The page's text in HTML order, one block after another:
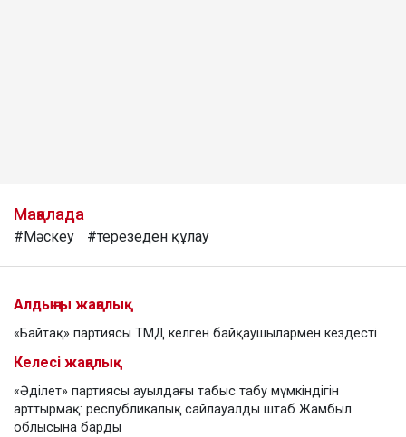
Мақалада
#Мәскеу #терезеден құлау
Алдыңғы жаңалық
«Байтақ» партиясы ТМД келген байқаушылармен кездесті
Келесі жаңалық
«Әділет» партиясы ауылдағы табыс табу мүмкіндігін
арттырмақ: республикалық сайлауалды штаб Жамбыл
облысына барды